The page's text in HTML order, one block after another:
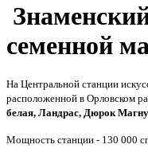
семенной
На Центральной станции
расположенной в Орловском
белая, Ландрас, Дюрок
Мощность станции - 130 000